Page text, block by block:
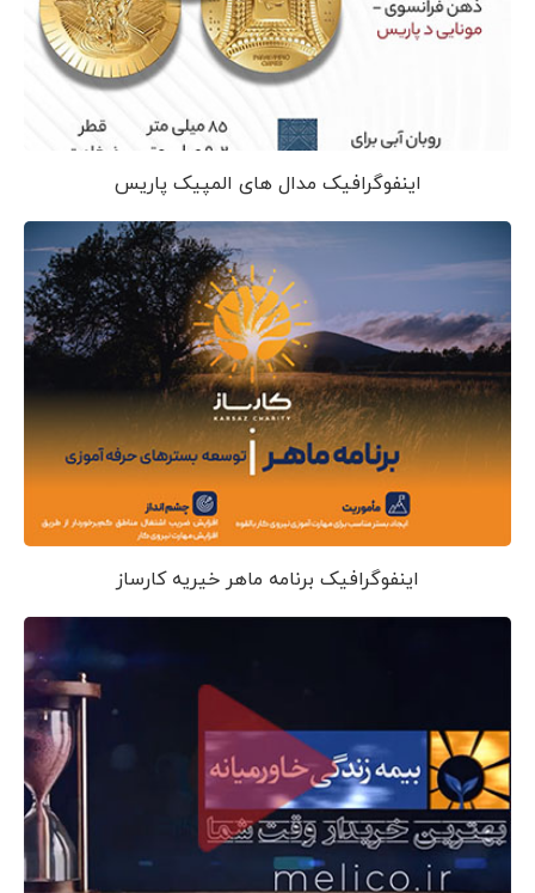
اینفوگرافیک مدال های المپیک پاریس
اینفوگرافیک برنامه ماهر خیریه کارساز